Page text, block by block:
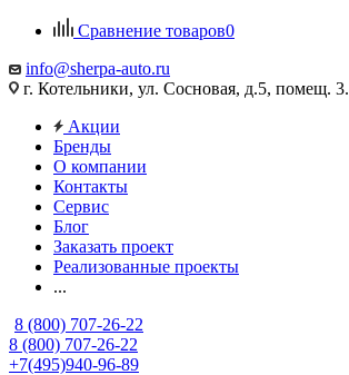
Сравнение товаров0
info@sherpa-auto.ru
г. Котельники, ул. Сосновая, д.5, помещ. 3.
Акции
Бренды
О компании
Контакты
Сервис
Блог
Заказать проект
Реализованные проекты
...
8 (800) 707-26-22
8 (800) 707-26-22
+7(495)940-96-89